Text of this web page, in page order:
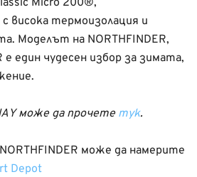
висока термоизолация и
Моделът на NORTHFINDER,
един чудесен избор за зимата,
може да прочететук.
може да намерите
Depot